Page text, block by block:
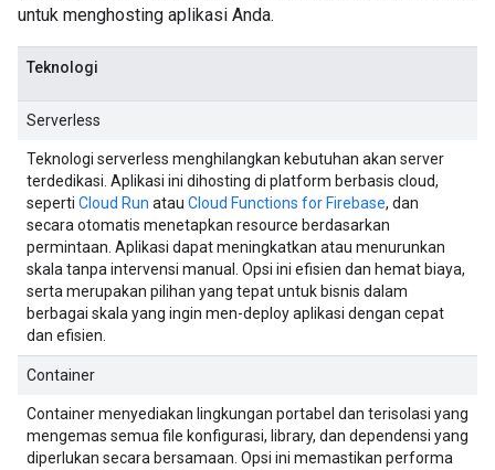
untuk menghosting aplikasi Anda.
Teknologi
Serverless
Teknologi serverless menghilangkan kebutuhan akan server
terdedikasi. Aplikasi ini dihosting di platform berbasis cloud,
seperti Cloud Run atau Cloud Functions for Firebase, dan
secara otomatis menetapkan resource berdasarkan
permintaan. Aplikasi dapat meningkatkan atau menurunkan
skala tanpa intervensi manual. Opsi ini efisien dan hemat biaya,
serta merupakan pilihan yang tepat untuk bisnis dalam
berbagai skala yang ingin men-deploy aplikasi dengan cepat
dan efisien.
Container
Container menyediakan lingkungan portabel dan terisolasi yang
mengemas semua file konfigurasi, library, dan dependensi yang
diperlukan secara bersamaan. Opsi ini memastikan performa